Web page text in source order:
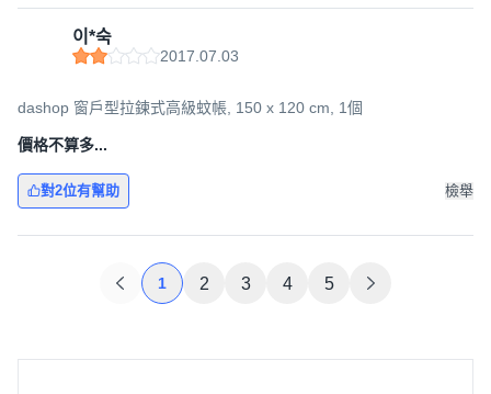
이*숙
2017.07.03
dashop 窗戶型拉鍊式高級蚊帳, 150 x 120 cm, 1個
價格不算多...
對2位有幫助 檢舉
1 2 3 4 5